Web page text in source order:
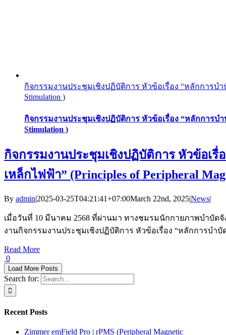
กิจกรรมงานประชุมเชิงปฏิบัติการ หัวข้อเรื่อง “หลักการบำ
Stimulation )
กิจกรรมงานประชุมเชิงปฏิบัติการ หัวข้อเรื่อง “หลักการบ
Stimulation )
กิจกรรมงานประชุมเชิงปฏิบัติการ หัวข้อเ
เหล็กไฟฟ้า” (Principles of Peripheral
By admin|2025-03-25T04:21:41+07:00March 22nd, 2025|News|
เมื่อวันที่ 10 มีนาคม 2568 ที่ผ่านมา ทางชมรมนักกายภาพบำบั
งานกิจกรรมงานประชุมเชิงปฏิบัติการ หัวข้อเรื่อง “หลักการบำ
Read More
0
Load More Posts
Search for:
Recent Posts
Zimmer emField Pro | rPMS (Peripheral Magnetic